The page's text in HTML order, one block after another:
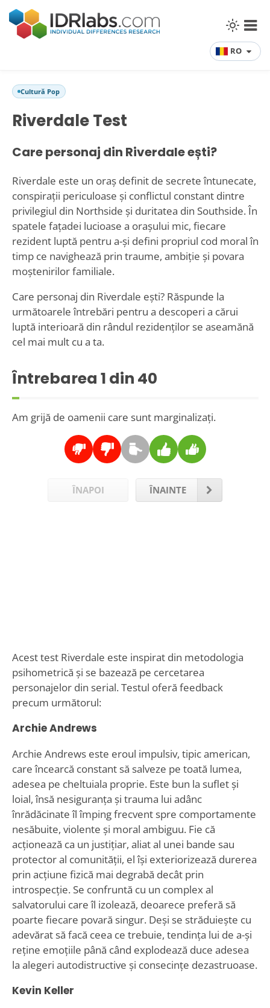
RO
Cultură Pop
Riverdale Test
Care personaj din Riverdale ești?
Riverdale este un oraș definit de secrete întunecate,
conspirații periculoase și conflictul constant dintre
privilegiul din Northside și duritatea din Southside. În
spatele fațadei lucioase a orașului mic, fiecare
rezident luptă pentru a-și defini propriul cod moral în
timp ce navighează prin traume, ambiție și povara
moștenirilor familiale.
Care personaj din Riverdale ești? Răspunde la
următoarele întrebări pentru a descoperi a cărui
luptă interioară din rândul rezidenților se aseamănă
cel mai mult cu a ta.
Întrebarea 1 din 40
Am grijă de oamenii care sunt marginalizați.
ÎNAPOI ÎNAINTE
Acest test Riverdale este inspirat din metodologia
psihometrică și se bazează pe cercetarea
personajelor din serial. Testul oferă feedback
precum următorul:
Archie Andrews
Archie Andrews este eroul impulsiv, tipic american,
care încearcă constant să salveze pe toată lumea,
adesea pe cheltuiala proprie. Este bun la suflet și
loial, însă nesiguranța și trauma lui adânc
înrădăcinate îl împing frecvent spre comportamente
nesăbuite, violente și moral ambiguu. Fie că
acționează ca un justițiar, aliat al unei bande sau
protector al comunității, el își exteriorizează durerea
prin acțiune fizică mai degrabă decât prin
introspecție. Se confruntă cu un complex al
salvatorului care îl izolează, deoarece preferă să
poarte fiecare povară singur. Deși se străduiește cu
adevărat să facă ceea ce trebuie, tendința lui de a-și
reține emoțiile până când explodează duce adesea
la alegeri autodistructive și consecințe dezastruoase.
Kevin Keller